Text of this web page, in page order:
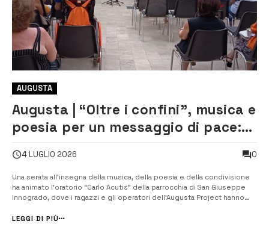
AUGUSTA
Augusta | “Oltre i confini”, musica e
poesia per un messaggio di pace:
comunità
4 LUGLIO 2026 0
Una serata all’insegna della musica, della poesia e della condivisione
ha animato l’oratorio “Carlo Acutis” della parrocchia di San Giuseppe
Innogrado, dove i ragazzi e gli operatori dell’Augusta Project hanno
conclusione del perc...
LEGGI DI PIÙ